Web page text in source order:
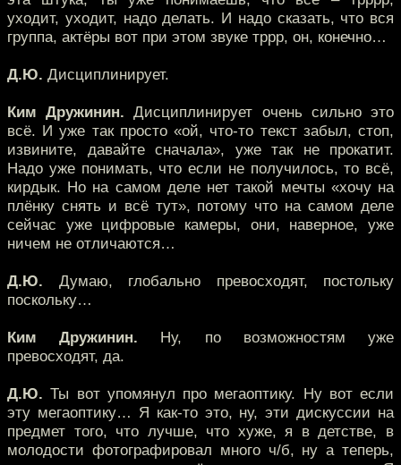
уходит, уходит, надо делать. И надо сказать, что вся
группа, актёры вот при этом звуке тррр, он, конечно…
Д.Ю. Дисциплинирует.
Ким Дружинин. Дисциплинирует очень сильно это
всё. И уже так просто «ой, что-то текст забыл, стоп,
извините, давайте сначала», уже так не прокатит.
Надо уже понимать, что если не получилось, то всё,
кирдык. Но на самом деле нет такой мечты «хочу на
плёнку снять и всё тут», потому что на самом деле
сейчас уже цифровые камеры, они, наверное, уже
ничем не отличаются…
Д.Ю. Думаю, глобально превосходят, постольку
поскольку…
Ким Дружинин. Ну, по возможностям уже
превосходят, да.
Д.Ю. Ты вот упомянул про мегаоптику. Ну вот если
эту мегаоптику… Я как-то это, ну, эти дискуссии на
предмет того, что лучше, что хуже, я в детстве, в
молодости фотографировал много ч/б, ну а теперь,